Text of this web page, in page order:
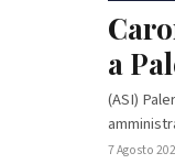
a
(ASI)
7 Agosto